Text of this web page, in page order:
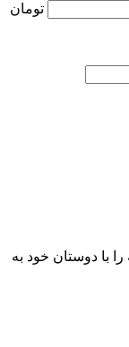
تومان
با دوستان خود به